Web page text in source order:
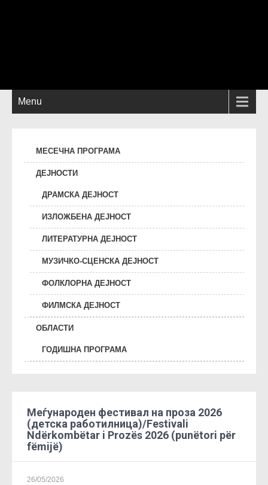
Menu
МЕСЕЧНА ПРОГРАМА
ДЕЈНОСТИ
ДРАМСКА ДЕЈНОСТ
ИЗЛОЖБЕНА ДЕЈНОСТ
ЛИТЕРАТУРНА ДЕЈНОСТ
МУЗИЧКО-СЦЕНСКА ДЕЈНОСТ
ФОЛКЛОРНА ДЕЈНОСТ
ФИЛМСКА ДЕЈНОСТ
ОБЛАСТИ
ГОДИШНА ПРОГРАМА
Меѓународен фестивал на проза 2026
(детска работилница)/Festivali
Ndërkombëtar i Prozës 2026 (punëtori për
fëmijë)
26/05/2026